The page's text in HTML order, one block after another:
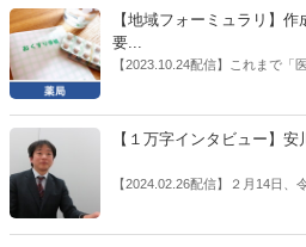
候補の前提となるもの。薬剤
た同氏の復活に向けた薬剤師業
感の払拭できない医療・介護・
の、薬剤師業界の強い危機感の
【地域フォーミュラリ】
要...
【2023.10.24配信】これまで「
推進」などが目的とされるこ
た。医薬品の安定供給確保だ。
飯田市）は、会員薬局から安定
受け、安定供給確保が見込める
【１万字インタビュー】
【2024.02.26配信】２月14日
た。本紙では、厚生労働省保